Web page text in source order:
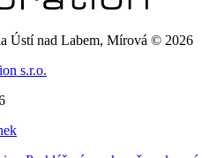
Ústí nad Labem, Mírová © 2026
s.r.o.